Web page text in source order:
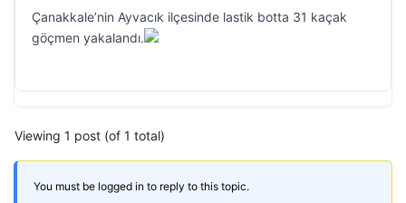
Çanakkale’nin Ayvacık ilçesinde lastik botta 31 kaçak
göçmen yakalandı.
Viewing 1 post (of 1 total)
You must be logged in to reply to this topic.